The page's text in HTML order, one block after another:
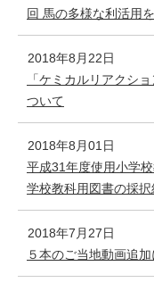
回 馬の多様な利活用
2018年8月22日
「ケミカルリアクシ
ついて
2018年8月01日
平成31年度使用小学
学校教科用図書の採
2018年7月27日
５本のご当地動画追